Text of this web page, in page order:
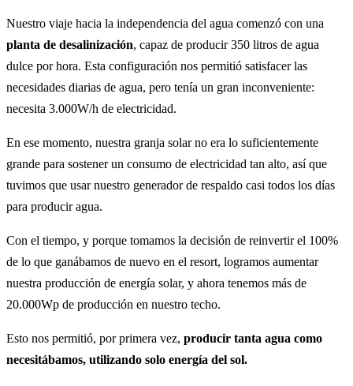
Nuestro viaje hacia la independencia del agua comenzó con una
planta de desalinización, capaz de producir 350 litros de agua
dulce por hora. Esta configuración nos permitió satisfacer las
necesidades diarias de agua, pero tenía un gran inconveniente:
necesita 3.000W/h de electricidad.
En ese momento, nuestra granja solar no era lo suficientemente
grande para sostener un consumo de electricidad tan alto, así que
tuvimos que usar nuestro generador de respaldo casi todos los días
para producir agua.
Con el tiempo, y porque tomamos la decisión de reinvertir el 100%
de lo que ganábamos de nuevo en el resort, logramos aumentar
nuestra producción de energía solar, y ahora tenemos más de
20.000Wp de producción en nuestro techo.
Esto nos permitió, por primera vez, producir tanta agua como
necesitábamos, utilizando solo energía del sol.